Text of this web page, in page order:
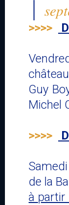
>>>>
Guy
Michel
>>>>
de la
à partir